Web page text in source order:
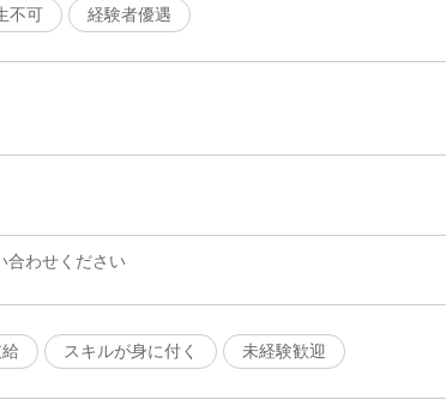
不可 経験者優遇
合わせください
スキルが身に付く 未経験歓迎